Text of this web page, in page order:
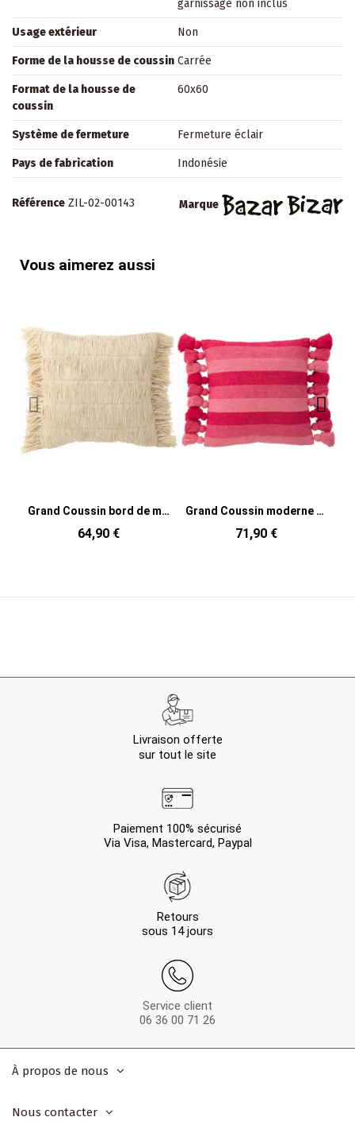
garnissage non inclus
Usage extérieur Non
Forme de la housse de coussin Carrée
Format de la housse de
coussin
60x60
Système de fermeture Fermeture éclair
Pays de fabrication Indonésie
Marque
Référence ZIL-02-00143
Vous aimerez aussi
Grand Coussin bord de mer Carré 50x50 en Coton Blanc crème Avec franges Breeze
64,90 €
Grand Coussin moderne Carré 50x50 en Coton Rose Avec pompons Motif lignes Tazi
71,90 €
Livraison offerte
sur tout le site
Paiement 100% sécurisé
Via Visa, Mastercard, Paypal
Retours
sous 14 jours
Service client
06 36 00 71 26
À propos de nous
Nous contacter